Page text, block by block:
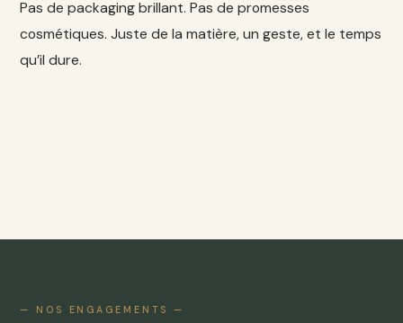
Pas de packaging brillant. Pas de promesses
cosmétiques. Juste de la matière, un geste, et le temps
qu’il dure.
— NOS ENGAGEMENTS —